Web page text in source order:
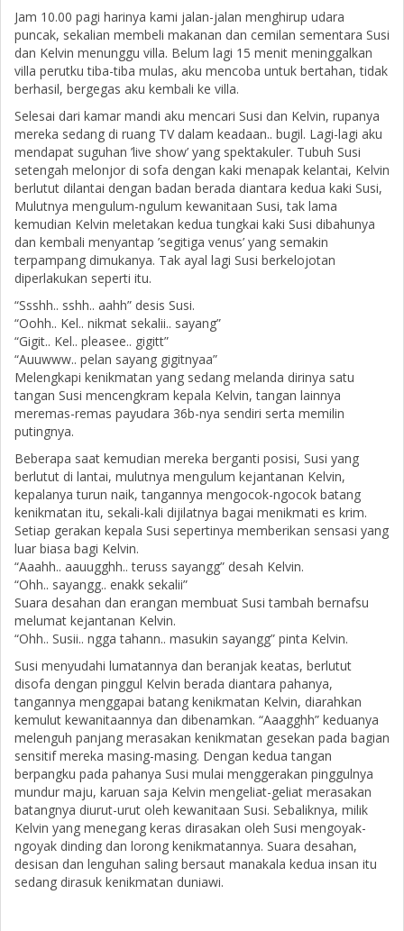
Jam 10.00 pagi harinya kami jalan-jalan menghirup udara
puncak, sekalian membeli makanan dan cemilan sementara Susi
dan Kelvin menunggu villa. Belum lagi 15 menit meninggalkan
villa perutku tiba-tiba mulas, aku mencoba untuk bertahan, tidak
berhasil, bergegas aku kembali ke villa.
Selesai dari kamar mandi aku mencari Susi dan Kelvin, rupanya
mereka sedang di ruang TV dalam keadaan.. bugil. Lagi-lagi aku
mendapat suguhan ’live show’ yang spektakuler. Tubuh Susi
setengah melonjor di sofa dengan kaki menapak kelantai, Kelvin
berlutut dilantai dengan badan berada diantara kedua kaki Susi,
Mulutnya mengulum-ngulum kewanitaan Susi, tak lama
kemudian Kelvin meletakan kedua tungkai kaki Susi dibahunya
dan kembali menyantap ’segitiga venus’ yang semakin
terpampang dimukanya. Tak ayal lagi Susi berkelojotan
diperlakukan seperti itu.
“Ssshh.. sshh.. aahh” desis Susi.
“Oohh.. Kel.. nikmat sekalii.. sayang”
“Gigit.. Kel.. pleasee.. gigitt”
“Auuwww.. pelan sayang gigitnyaa”
Melengkapi kenikmatan yang sedang melanda dirinya satu
tangan Susi mencengkram kepala Kelvin, tangan lainnya
meremas-remas payudara 36b-nya sendiri serta memilin
putingnya.
Beberapa saat kemudian mereka berganti posisi, Susi yang
berlutut di lantai, mulutnya mengulum kejantanan Kelvin,
kepalanya turun naik, tangannya mengocok-ngocok batang
kenikmatan itu, sekali-kali dijilatnya bagai menikmati es krim.
Setiap gerakan kepala Susi sepertinya memberikan sensasi yang
luar biasa bagi Kelvin.
“Aaahh.. aauugghh.. teruss sayangg” desah Kelvin.
“Ohh.. sayangg.. enakk sekalii”
Suara desahan dan erangan membuat Susi tambah bernafsu
melumat kejantanan Kelvin.
“Ohh.. Susii.. ngga tahann.. masukin sayangg” pinta Kelvin.
Susi menyudahi lumatannya dan beranjak keatas, berlutut
disofa dengan pinggul Kelvin berada diantara pahanya,
tangannya menggapai batang kenikmatan Kelvin, diarahkan
kemulut kewanitaannya dan dibenamkan. “Aaagghh” keduanya
melenguh panjang merasakan kenikmatan gesekan pada bagian
sensitif mereka masing-masing. Dengan kedua tangan
berpangku pada pahanya Susi mulai menggerakan pinggulnya
mundur maju, karuan saja Kelvin mengeliat-geliat merasakan
batangnya diurut-urut oleh kewanitaan Susi. Sebaliknya, milik
Kelvin yang menegang keras dirasakan oleh Susi mengoyak-
ngoyak dinding dan lorong kenikmatannya. Suara desahan,
desisan dan lenguhan saling bersaut manakala kedua insan itu
sedang dirasuk kenikmatan duniawi.